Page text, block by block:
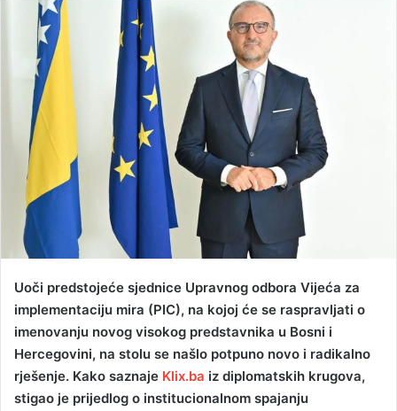
n
d
a
n
i
l
Uoči predstojeće sjednice Upravnog odbora Vijeća za
implementaciju mira (PIC), na kojoj će se raspravljati o
imenovanju novog visokog predstavnika u Bosni i
Hercegovini, na stolu se našlo potpuno novo i radikalno
rješenje. Kako saznaje Klix.ba iz diplomatskih krugova,
stigao je prijedlog o institucionalnom spajanju